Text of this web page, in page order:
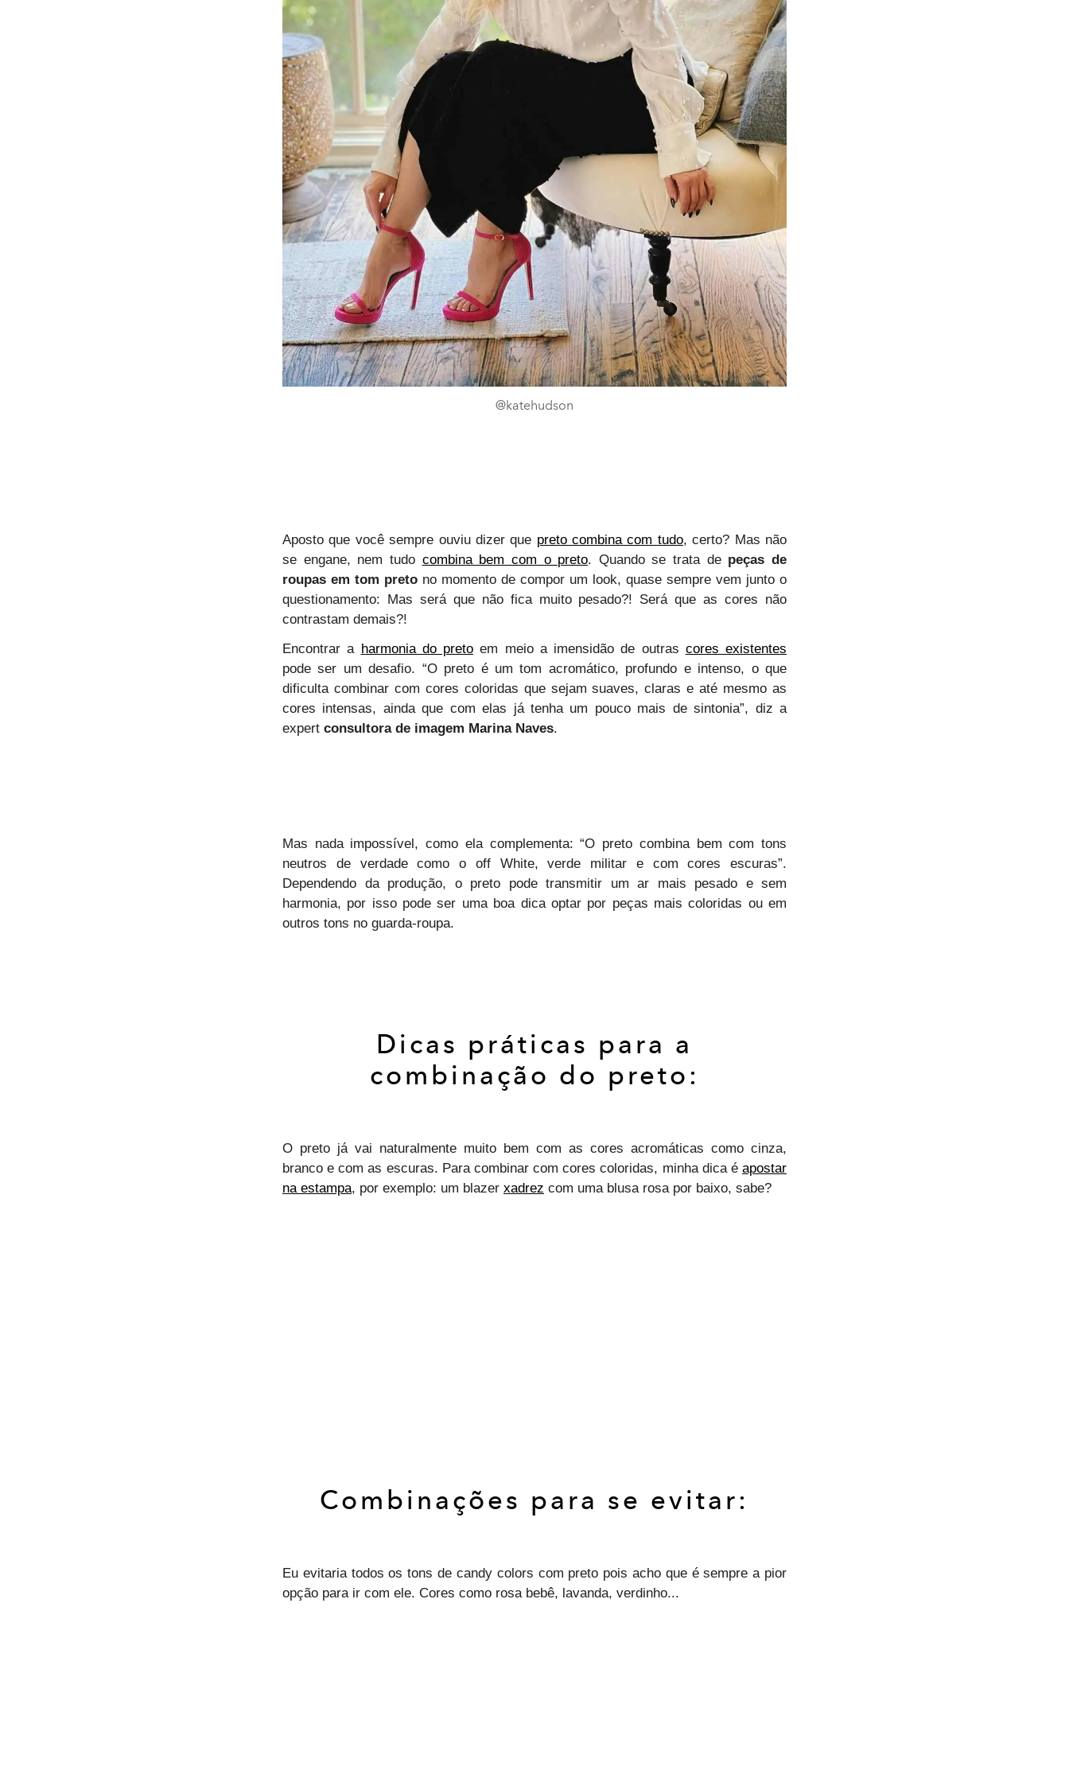
@katehudson
Aposto que você sempre ouviu dizer que preto combina com tudo, certo? Mas não
se engane, nem tudo combina bem com o preto. Quando se trata de peças de
roupas em tom preto no momento de compor um look, quase sempre vem junto o
questionamento: Mas será que não fica muito pesado?! Será que as cores não
contrastam demais?!
Encontrar a harmonia do preto em meio a imensidão de outras cores existentes
pode ser um desafio. “O preto é um tom acromático, profundo e intenso, o que
dificulta combinar com cores coloridas que sejam suaves, claras e até mesmo as
cores intensas, ainda que com elas já tenha um pouco mais de sintonia”, diz a
expert consultora de imagem Marina Naves.
Mas nada impossível, como ela complementa: “O preto combina bem com tons
neutros de verdade como o off White, verde militar e com cores escuras”.
Dependendo da produção, o preto pode transmitir um ar mais pesado e sem
harmonia, por isso pode ser uma boa dica optar por peças mais coloridas ou em
outros tons no guarda-roupa.
Dicas práticas para a
combinação do preto:
O preto já vai naturalmente muito bem com as cores acromáticas como cinza,
branco e com as escuras. Para combinar com cores coloridas, minha dica é apostar
na estampa, por exemplo: um blazer xadrez com uma blusa rosa por baixo, sabe?
Combinações para se evitar:
Eu evitaria todos os tons de candy colors com preto pois acho que é sempre a pior
opção para ir com ele. Cores como rosa bebê, lavanda, verdinho...